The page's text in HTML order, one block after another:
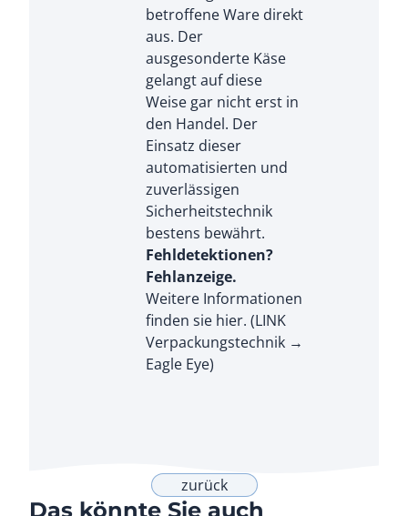
betroffene Ware direkt
aus. Der
ausgesonderte Käse
gelangt auf diese
Weise gar nicht erst in
den Handel. Der
Einsatz dieser
automatisierten und
zuverlässigen
Sicherheitstechnik
bestens bewährt.
Fehldetektionen?
Fehlanzeige.
Weitere Informationen
finden sie hier. (LINK
Verpackungstechnik →
Eagle Eye)
zurück
Das könnte Sie auch